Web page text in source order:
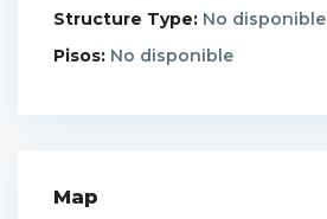
Structure Type: No disponible
Pisos: No disponible
Map